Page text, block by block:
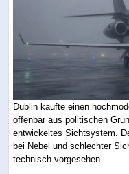
Dublin kaufte einen
offenbar aus politischen
entwickeltes Sichtsystem.
bei Nebel und schlechter
technisch vorgesehen....